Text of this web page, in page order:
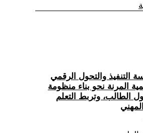
التنفيذ والتحول الرقمي
المرنة نحو بناء منظومة
الطالب، وتربط التعلم